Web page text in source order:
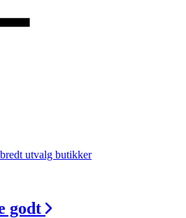
utvalg butikker
godt